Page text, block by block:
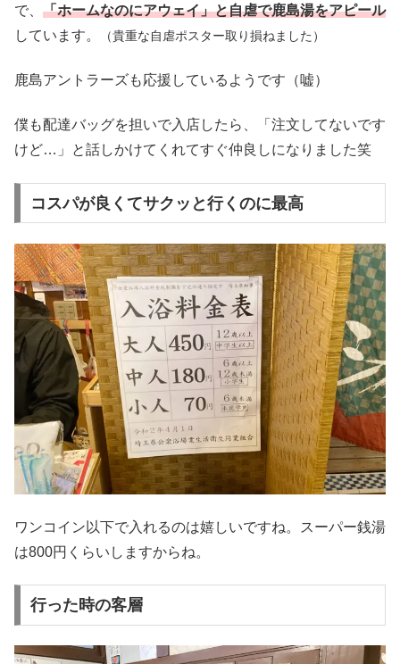
で、 「ホームなのにアウェイ」と自虐で鹿島湯をアピール
しています。
（貴重な自虐ポスター取り損ねました）
鹿島アントラーズも応援しているようです（嘘）
僕も配達バッグを担いで入店したら、「注文してないです
けど…」と話しかけてくれてすぐ仲良しになりました笑
コスパが良くてサクッと行くのに最高
ワンコイン以下で入れるのは嬉しいですね。スーパー銭湯
は800円くらいしますからね。
行った時の客層